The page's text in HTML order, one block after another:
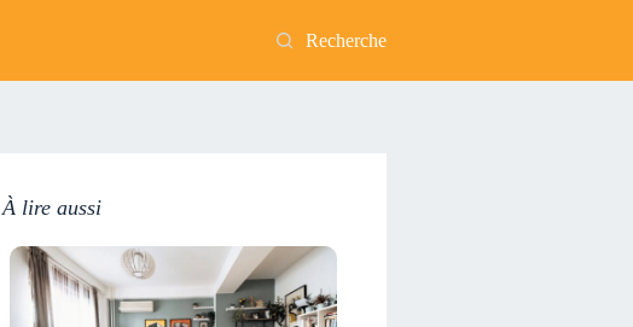
Recherche
À lire aussi